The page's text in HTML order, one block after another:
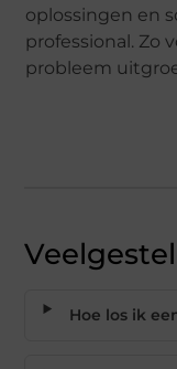
oplossingen en
professional. Zo
probleem
Hoe los ik